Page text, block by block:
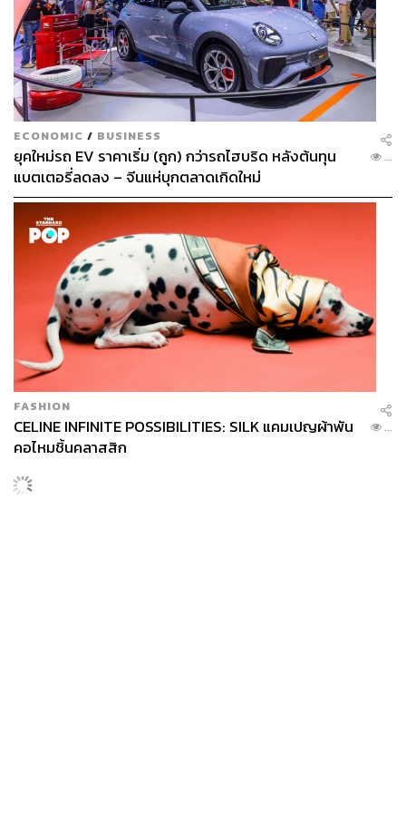
ECONOMIC / BUSINESS
ยุคใหม่รถ EV ราคาเริ่ม (ถูก) กว่ารถไฮบริด หลังต้นทุน
แบตเตอรี่ลดลง – จีนแห่บุกตลาดเกิดใหม่
...
FASHION
CELINE INFINITE POSSIBILITIES: SILK แคมเปญผ้าพัน
คอไหมชิ้นคลาสสิก
...